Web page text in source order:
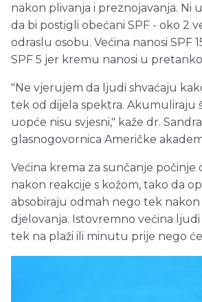
nakon plivanja i preznojavanja. Ni
da bi postigli obećani SPF - oko 2
odraslu osobu. Većina nanosi SPF
SPF 5 jer kremu nanosi u
"Ne vjerujem da ljudi shvaćaju
tek od dijela spektra. Akumuliraju
uopće nisu svjesni," kaže dr.
glasnogovornica Američke
Većina krema za sunčanje počinje
nakon reakcije s kožom, tako da
absobiraju odmah nego tek
djelovanja. Istovremno većina
tek na plaži ili minutu prije nego će